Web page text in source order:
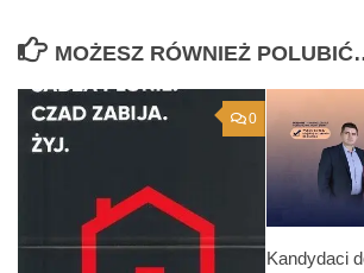
MOŻESZ RÓWNIEŻ
0
Kandydaci